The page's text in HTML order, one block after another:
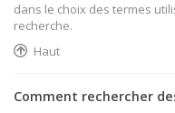
dans le choix des termes
recherche.
Haut
Comment rechercher